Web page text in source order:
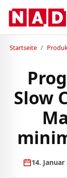
Startseite /
Slow
14. Januar